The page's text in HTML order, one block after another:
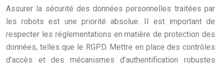
Assurer la sécurité des données personnelles traitées par
les robots est une priorité absolue. Il est important de
respecter les réglementations en matière de protection des
données, telles que le RGPD. Mettre en place des contrôles
d’accès et des mécanismes d’authentification robustes